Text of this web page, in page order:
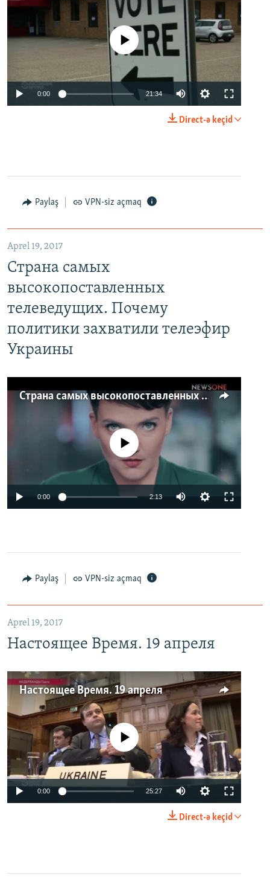
No media source currently available
0:00 21:34
Direct-ə keçid
Paylaş VPN-siz açmaq
Aprel 19, 2017
Страна самых
высокопоставленных
телеведущих. Почему
политики захватили телеэфир
Украины
Страна самых высокопоставленных телеведущих. Почему политики захватили телеэфир Украины
No media source currently available
0:00 2:13
Paylaş VPN-siz açmaq
Aprel 19, 2017
Настоящее Время. 19 апреля
Настоящее Время. 19 апреля
No media source currently available
0:00 25:27
Direct-ə keçid